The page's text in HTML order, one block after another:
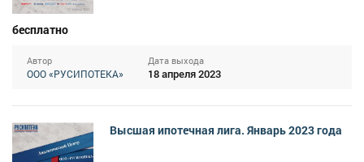
бесплатно
Автор
ООО «РУСИПОТЕКА»
Дата выхода
18 апреля 2023
Высшая ипотечная лига. Январь 2023 года